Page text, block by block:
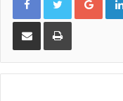
E-Posta ile paylaş Yazdır